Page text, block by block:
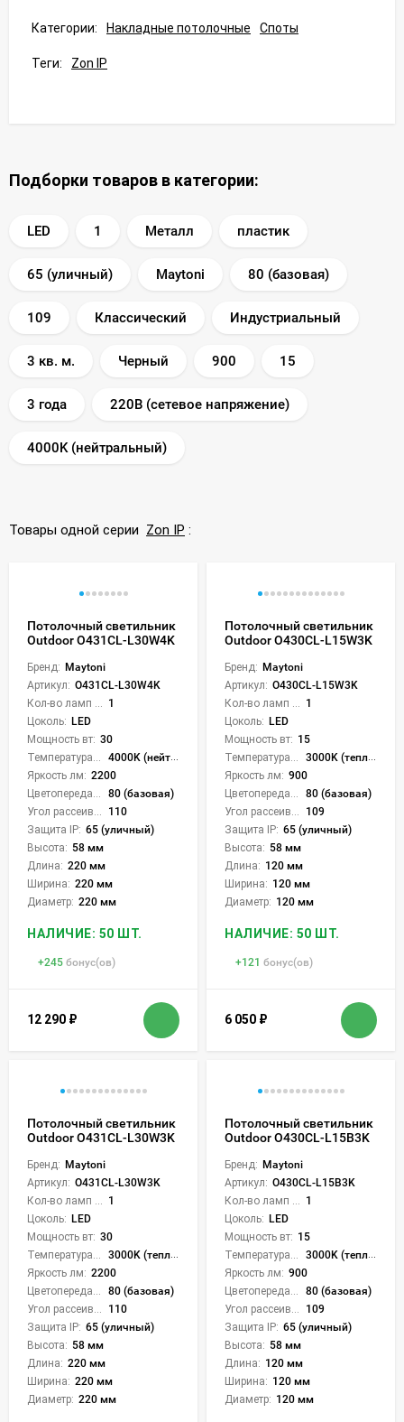
Категории: Накладные потолочные Споты
Теги: Zon IP
Подборки товаров в категории:
LED 1 Металл пластик
65 (уличный) Maytoni 80 (базовая)
109 Классический Индустриальный
3 кв. м. Черный 900 15
3 года 220В (сетевое напряжение)
4000K (нейтральный)
Товары одной серии Zon IP :
Потолочный светильник
Outdoor O431CL-L30W4K
Бренд: Maytoni
Артикул: O431CL-L30W4K
1
Цоколь: LED
Мощность вт: 30
4000K (нейтральный)
Яркость лм: 2200
80 (базовая)
110
Защита IP: 65 (уличный)
Высота: 58 мм
Длина: 220 мм
Ширина: 220 мм
Диаметр: 220 мм
НАЛИЧИЕ: 50 ШТ.
+245 бонус(ов)
12 290 ₽
Потолочный светильник
Outdoor O430CL-L15W3K
Бренд: Maytoni
Артикул: O430CL-L15W3K
1
Цоколь: LED
Мощность вт: 15
3000K (теплый)
Яркость лм: 900
80 (базовая)
109
Защита IP: 65 (уличный)
Высота: 58 мм
Длина: 120 мм
Ширина: 120 мм
Диаметр: 120 мм
НАЛИЧИЕ: 50 ШТ.
+121 бонус(ов)
6 050 ₽
Потолочный светильник
Outdoor O431CL-L30W3K
Бренд: Maytoni
Артикул: O431CL-L30W3K
1
Цоколь: LED
Мощность вт: 30
3000K (теплый)
Яркость лм: 2200
80 (базовая)
110
Защита IP: 65 (уличный)
Высота: 58 мм
Длина: 220 мм
Ширина: 220 мм
Диаметр: 220 мм
Потолочный светильник
Outdoor O430CL-L15B3K
Бренд: Maytoni
Артикул: O430CL-L15B3K
1
Цоколь: LED
Мощность вт: 15
3000K (теплый)
Яркость лм: 900
80 (базовая)
109
Защита IP: 65 (уличный)
Высота: 58 мм
Длина: 120 мм
Ширина: 120 мм
Диаметр: 120 мм